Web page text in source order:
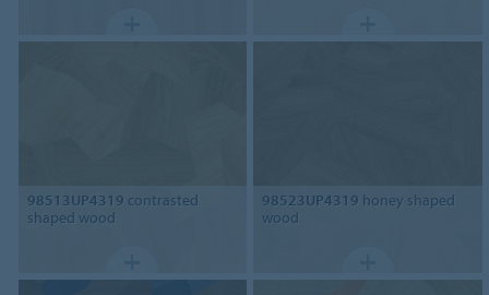
98513UP4319 contrasted
shaped wood
98523UP4319 honey shaped
wood